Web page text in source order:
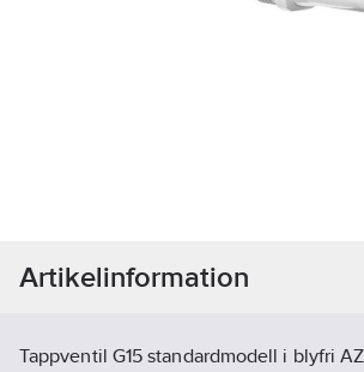
Artikelinformation
Tappventil G15 standardmodell i blyfri